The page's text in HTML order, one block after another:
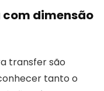
com dimensão
transfer são
tanto o